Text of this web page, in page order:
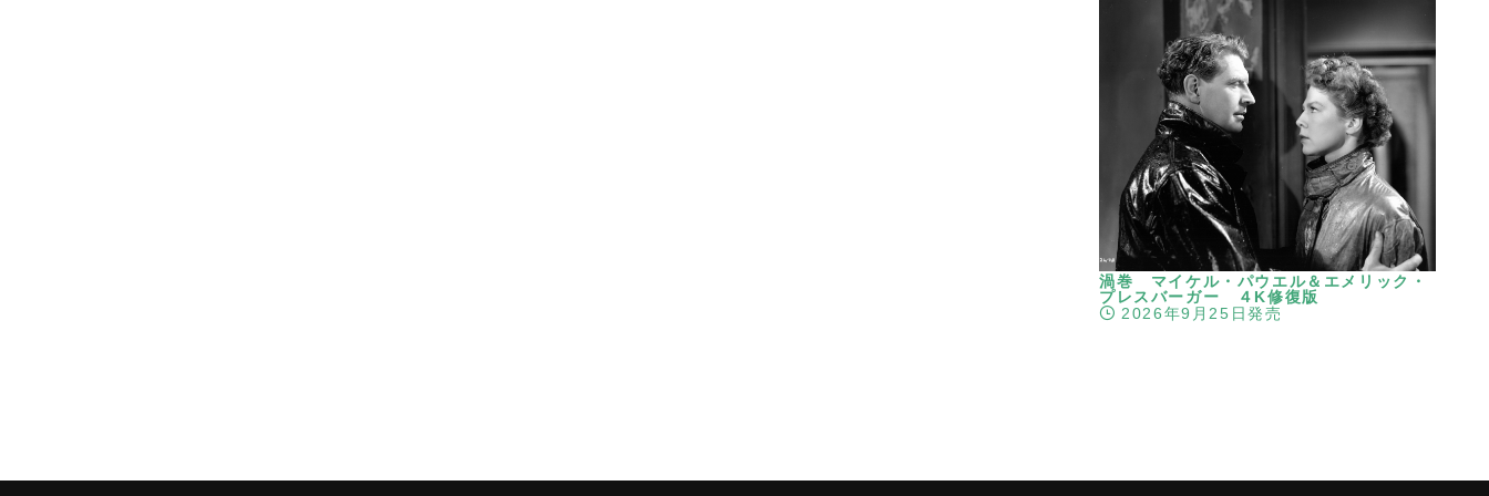
渦巻 マイケル・パウエル＆エメリック・
プレスバーガー ４K修復版
2026年9月25日発売